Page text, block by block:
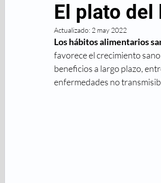
Enfermedades Lesiones
Respiratorias Vacunas
El plato del
Actualizado: 2 may 2022
Los hábitos alimentarios
favorece el crecimiento
beneficios a largo plazo,
enfermedades no